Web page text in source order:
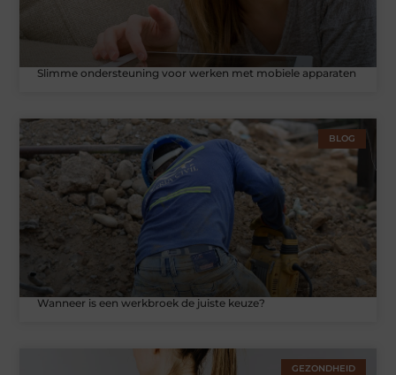
Slimme ondersteuning voor werken met mobiele apparaten
BLOG
Wanneer is een werkbroek de juiste keuze?
GEZONDHEID